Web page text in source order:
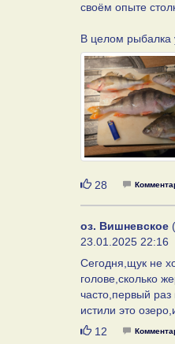
своём опыте
В целом рыбалка
Нравится
28
оз. Вишневское
23.01.2025 22:16
Сегодня,щук не
голове,сколько
часто,первый раз
истили это
Нравится
12